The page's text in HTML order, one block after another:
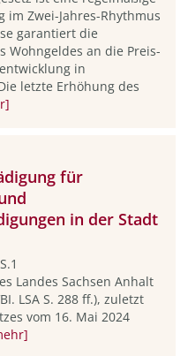
im Zwei-Jahres-Rhythmus
garantiert die
Wohngeldes an die Preis-
in
letzte Erhöhung des
für
in der Stadt
Landes Sachsen­ Anhalt
LSA S. 288 ff.), zuletzt
vom 16. Mai 2024